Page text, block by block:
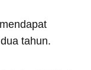
tahun.